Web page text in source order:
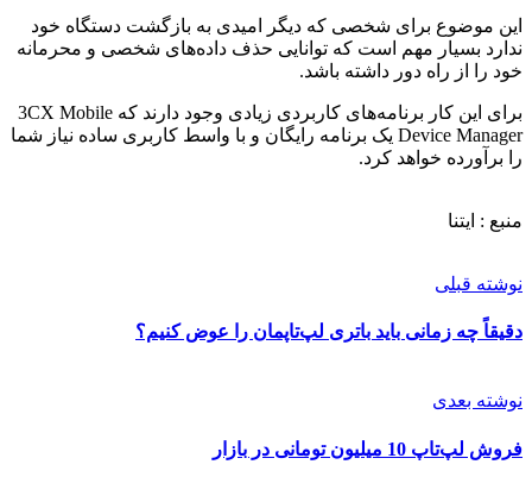
این موضوع برای شخصی که دیگر امیدی به بازگشت دستگاه خود
ندارد بسیار مهم است که توانایی حذف داده‌های شخصی و محرمانه
خود را از راه دور داشته باشد.
برای این کار برنامه‌های کاربردی زیادی وجود دارند که 3CX Mobile
Device Manager یک برنامه رایگان و با واسط کاربری ساده نیاز شما
را برآورده خواهد کرد.
منبع : ایتنا
نوشته قبلی
دقیقاً چه زمانی باید باتری لپ‌تاپمان را عوض کنیم؟
نوشته بعدی
فروش لپ‌تاپ‌ 10 میلیون تومانی در بازار